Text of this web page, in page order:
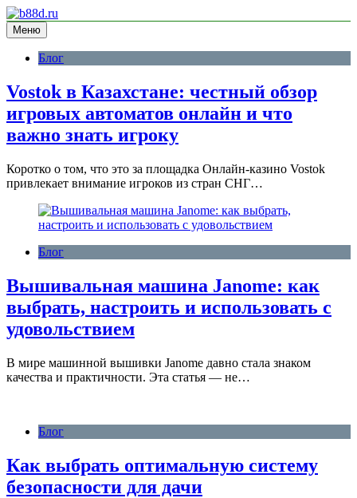
Перейти
к
содержимому
b88d.ru
информационный сайт
Меню
Блог
Vostok в Казахстане: честный обзор
игровых автоматов онлайн и что
важно знать игроку
Коротко о том, что это за площадка Онлайн-казино Vostok
привлекает внимание игроков из стран СНГ…
Блог
Вышивальная машина Janome: как
выбрать, настроить и использовать с
удовольствием
В мире машинной вышивки Janome давно стала знаком
качества и практичности. Эта статья — не…
Блог
Как выбрать оптимальную систему
безопасности для дачи